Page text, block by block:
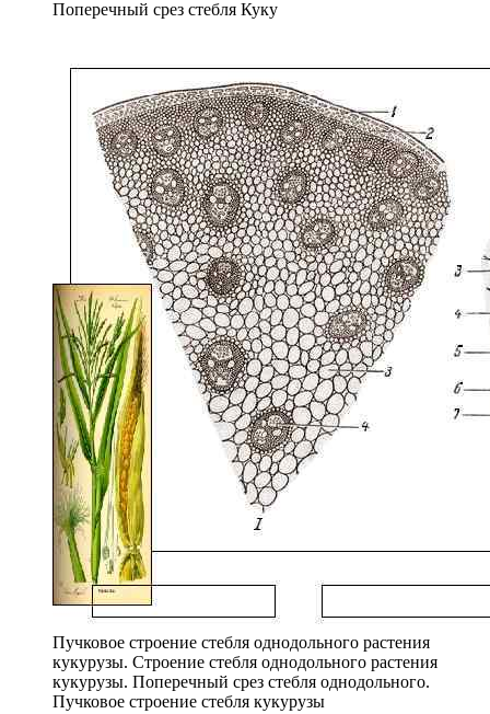
Поперечный срез стебля Куку
Пучковое строение стебля однодольного растения
кукурузы. Строение стебля однодольного растения
кукурузы. Поперечный срез стебля однодольного.
Пучковое строение стебля кукурузы